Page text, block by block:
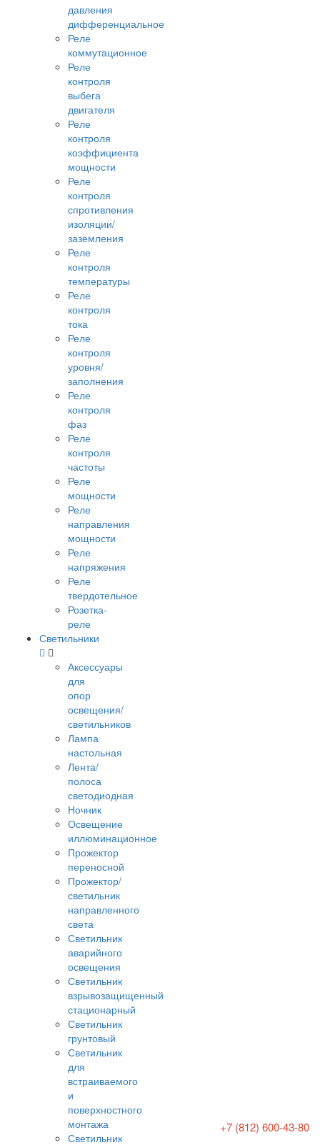
давления
дифференциальное
Реле
коммутационное
Реле
контроля
выбега
двигателя
Реле
контроля
коэффициента
мощности
Реле
контроля
спротивления
изоляции/
заземления
Реле
контроля
температуры
Реле
контроля
тока
Реле
контроля
уровня/
заполнения
Реле
контроля
фаз
Реле
контроля
частоты
Реле
мощности
Реле
направления
мощности
Реле
напряжения
Реле
твердотельное
Розетка-
реле
Светильники
Аксессуары
для
опор
освещения/
светильников
Лампа
настольная
Лента/
полоса
светодиодная
Ночник
Освещение
иллюминационное
Прожектор
переносной
Прожектор/
светильник
направленного
света
Светильник
аварийного
освещения
Светильник
взрывозащищенный
стационарный
Светильник
грунтовый
Светильник
для
встраиваемого
и
поверхностного
монтажа
Светильник
+7 (812) 600-43-80